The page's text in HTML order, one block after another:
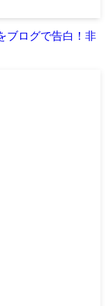
ブログで告白！非